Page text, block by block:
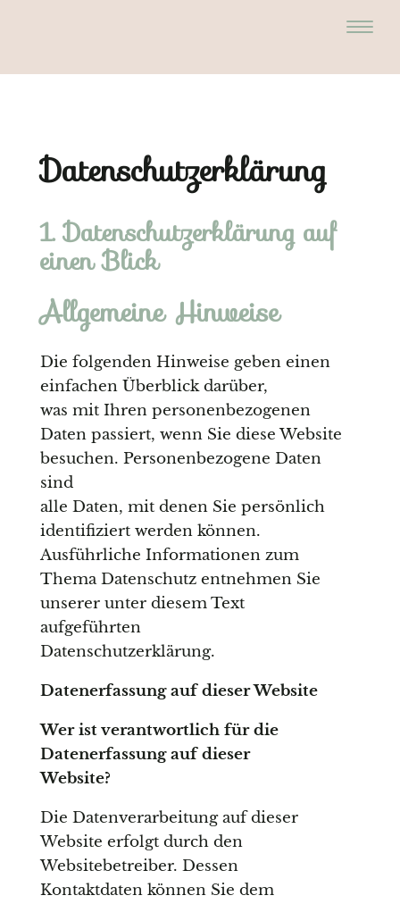
Datenschutz­erklärung
1. Datenschutzerklärung auf
einen Blick
Allgemeine Hinweise
Die folgenden Hinweise geben einen
einfachen Überblick darüber,
was mit Ihren personenbezogenen
Daten passiert, wenn Sie diese Website
besuchen. Personenbezogene Daten
sind
alle Daten, mit denen Sie persönlich
identifiziert werden können.
Ausführliche Informationen zum
Thema Datenschutz entnehmen Sie
unserer unter diesem Text
aufgeführten
Datenschutzerklärung.
Datenerfassung auf dieser Website
Wer ist verantwortlich für die
Datenerfassung auf dieser
Website?
Die Datenverarbeitung auf dieser
Website erfolgt durch den
Websitebetreiber. Dessen
Kontaktdaten können Sie dem